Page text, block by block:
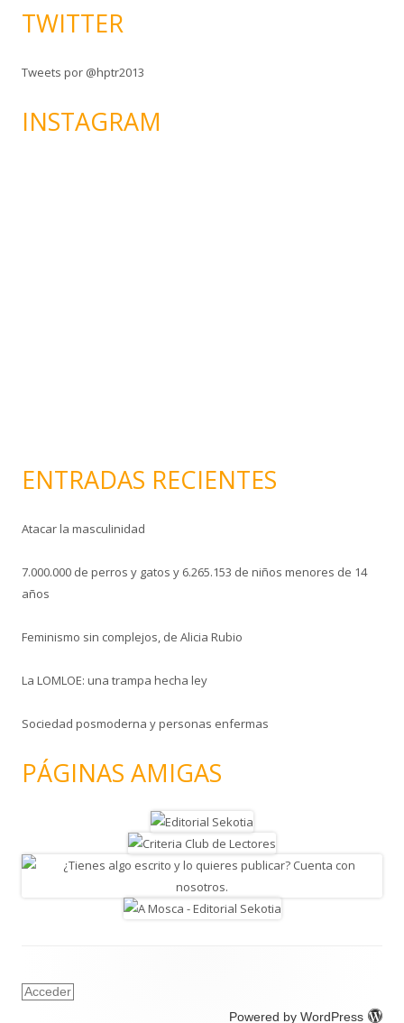
ó
o
TWITTER
Tweets por @hptr2013
INSTAGRAM
ENTRADAS RECIENTES
Atacar la masculinidad
7.000.000 de perros y gatos y 6.265.153 de niños menores de 14
años
Feminismo sin complejos, de Alicia Rubio
La LOMLOE: una trampa hecha ley
Sociedad posmoderna y personas enfermas
PÁGINAS AMIGAS
Acceder
Powered by WordPress